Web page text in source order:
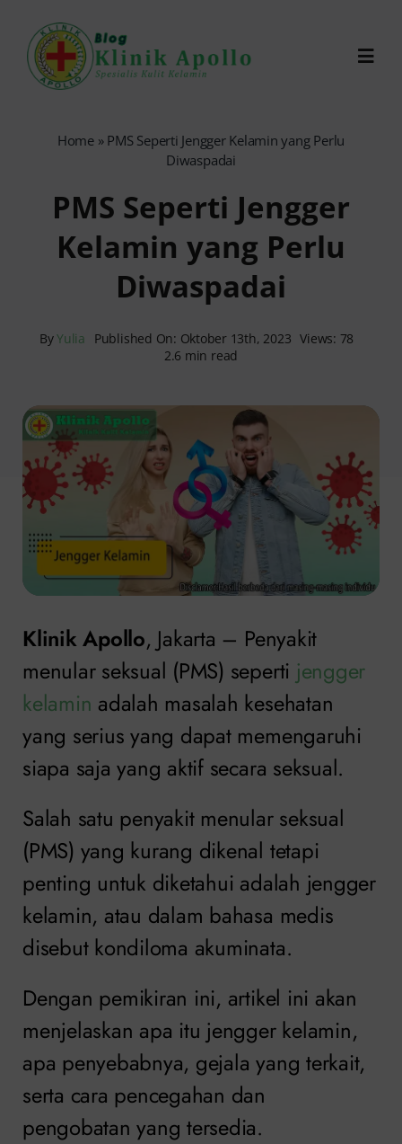
content
Reservasi Online
Home» PMS Seperti Jengger Kelamin yang Perlu
Diwaspadai
PMS Seperti Jengger
Kelamin yang Perlu
Diwaspadai
ByYulia Published On: Oktober 13th, 2023 Views: 78
2.6 min read
Klinik Apollo, Jakarta – Penyakit
menular seksual (PMS) seperti jengger
kelamin adalah masalah kesehatan
yang serius yang dapat memengaruhi
siapa saja yang aktif secara seksual.
Salah satu penyakit menular seksual
(PMS) yang kurang dikenal tetapi
penting untuk diketahui adalah jengger
kelamin, atau dalam bahasa medis
disebut kondiloma akuminata.
Dengan pemikiran ini, artikel ini akan
menjelaskan apa itu jengger kelamin,
apa penyebabnya, gejala yang terkait,
serta cara pencegahan dan
pengobatan yang tersedia.